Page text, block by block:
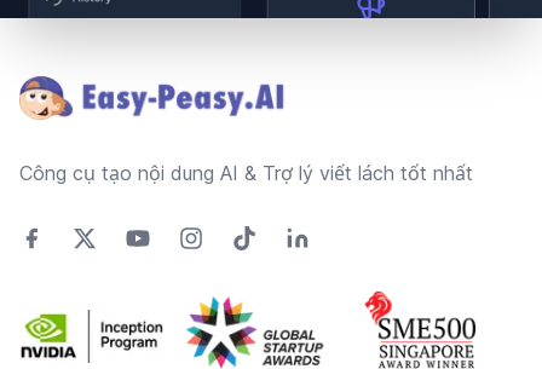
Công cụ tạo nội dung AI & Trợ lý viết lách tốt nhất